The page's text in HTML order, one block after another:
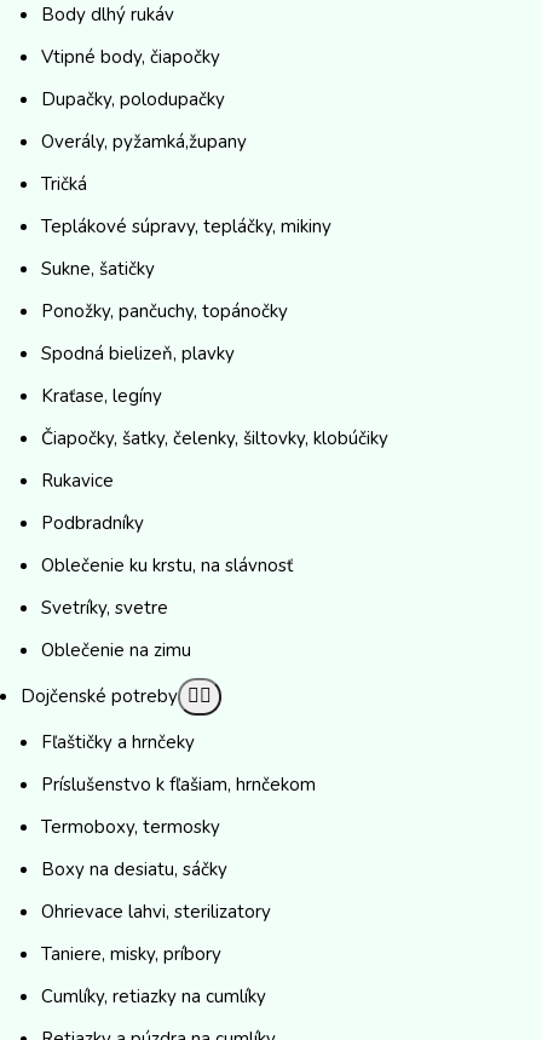
Body dlhý rukáv
Vtipné body, čiapočky
Dupačky, polodupačky
Overály, pyžamká,župany
Tričká
Teplákové súpravy, tepláčky, mikiny
Sukne, šatičky
Ponožky, pančuchy, topánočky
Spodná bielizeň, plavky
Kraťase, legíny
Čiapočky, šatky, čelenky, šiltovky, klobúčiky
Rukavice
Podbradníky
Oblečenie ku krstu, na slávnosť
Svetríky, svetre
Oblečenie na zimu
Dojčenské potreby
Fľaštičky a hrnčeky
Príslušenstvo k fľašiam, hrnčekom
Termoboxy, termosky
Boxy na desiatu, sáčky
Ohrievace lahvi, sterilizatory
Taniere, misky, príbory
Cumlíky, retiazky na cumlíky